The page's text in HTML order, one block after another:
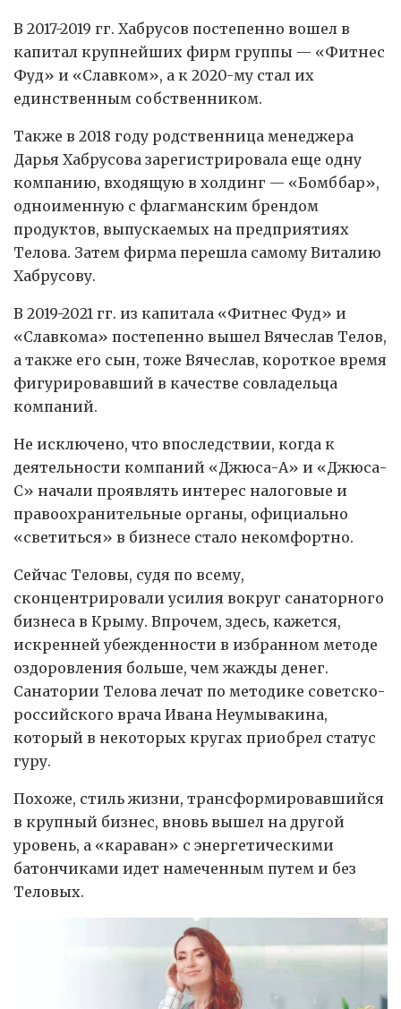
В 2017-2019 гг. Хабрусов постепенно вошел в
капитал крупнейших фирм группы — «Фитнес
Фуд» и «Славком», а к 2020-му стал их
единственным собственником.
Также в 2018 году родственница менеджера
Дарья Хабрусова зарегистрировала еще одну
компанию, входящую в холдинг — «Бомббар»,
одноименную с флагманским брендом
продуктов, выпускаемых на предприятиях
Телова. Затем фирма перешла самому Виталию
Хабрусову.
В 2019-2021 гг. из капитала «Фитнес Фуд» и
«Славкома» постепенно вышел Вячеслав Телов,
а также его сын, тоже Вячеслав, короткое время
фигурировавший в качестве совладельца
компаний.
Не исключено, что впоследствии, когда к
деятельности компаний «Джюса-А» и «Джюса-
С» начали проявлять интерес налоговые и
правоохранительные органы, официально
«светиться» в бизнесе стало некомфортно.
Сейчас Теловы, судя по всему,
сконцентрировали усилия вокруг санаторного
бизнеса в Крыму. Впрочем, здесь, кажется,
искренней убежденности в избранном методе
оздоровления больше, чем жажды денег.
Санатории Телова лечат по методике советско-
российского врача Ивана Неумывакина,
который в некоторых кругах приобрел статус
гуру.
Похоже, стиль жизни, трансформировавшийся
в крупный бизнес, вновь вышел на другой
уровень, а «караван» с энергетическими
батончиками идет намеченным путем и без
Теловых.